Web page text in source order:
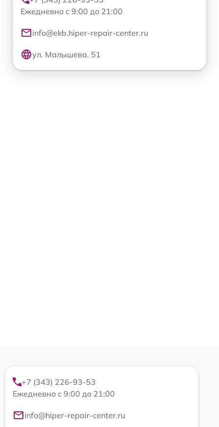
Ежедневно с 9:00 до 21:00
info@ekb.hiper-repair-center.ru
ул. Малышева, 51
+7 (343) 226-93-53
Ежедневно с 9:00 до 21:00
info@hiper-repair-center.ru